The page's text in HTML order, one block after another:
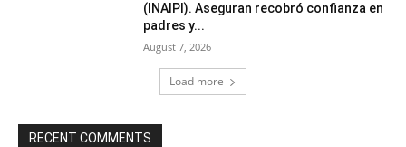
(INAIPI). Aseguran recobró confianza en
padres y...
August 7, 2026
Load more
RECENT COMMENTS